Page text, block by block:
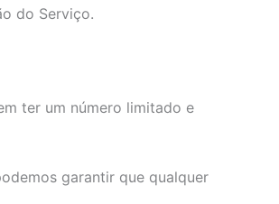
do Serviço.
ter um número limitado e
garantir que qualquer